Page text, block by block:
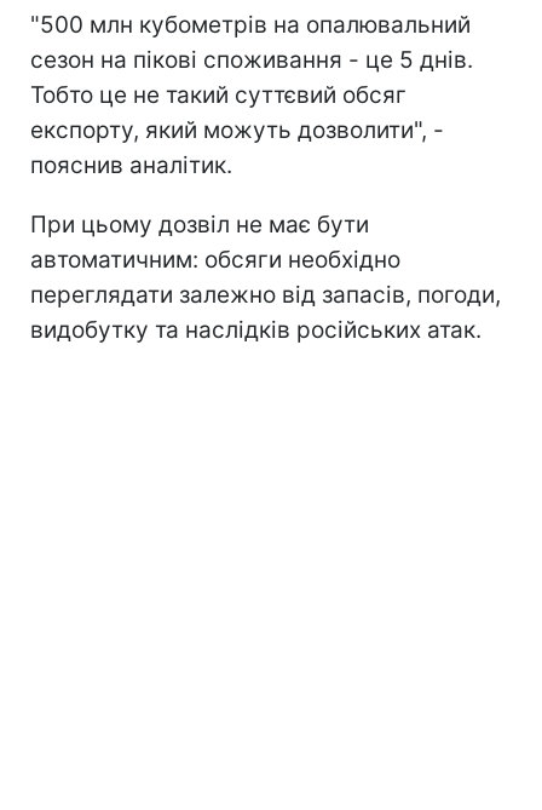
"500 млн кубометрів на опалювальний
сезон на пікові споживання - це 5 днів.
Тобто це не такий суттєвий обсяг
експорту, який можуть дозволити", -
пояснив аналітик.
При цьому дозвіл не має бути
автоматичним: обсяги необхідно
переглядати залежно від запасів, погоди,
видобутку та наслідків російських атак.